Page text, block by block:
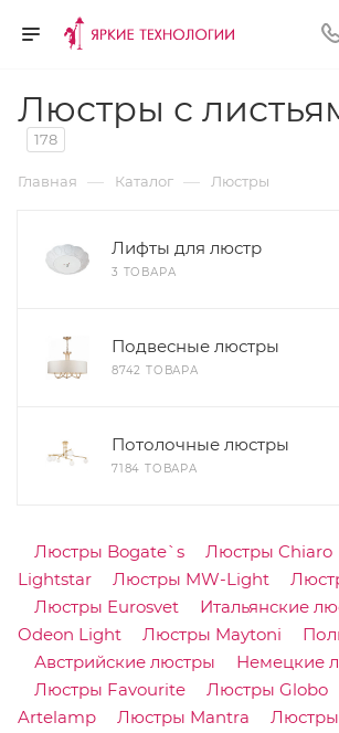
Люстры с
178
Главная — Каталог — Люстры
Лифты для люстр
3 ТОВАРА
Подвесные люстры
8742 ТОВАРА
Потолочные люстры
7184 ТОВАРА
Люстры Bogate`s Люстры Chiaro
Lightstar
Люстры MW-Light
Люстры Eurosvet
Итальянские
Odeon Light
Люстры Maytoni
Австрийские люстры
Немецкие
Люстры Favourite
Люстры Globo
Artelamp
Люстры Mantra